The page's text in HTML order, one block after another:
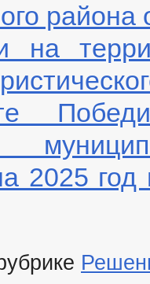
на
2025